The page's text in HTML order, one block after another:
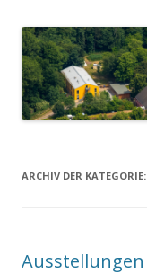
ARCHIV DER KATEGORIE:
Ausstellungen